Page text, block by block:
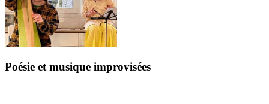
Poésie et musique improvisées